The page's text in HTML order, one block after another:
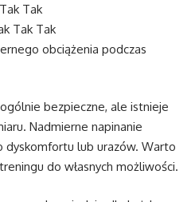
Tak
Tak Tak
obciążenia podczas
bezpieczne, ale istnieje
Nadmierne napinanie
dyskomfortu lub urazów. Warto
do własnych możliwości.